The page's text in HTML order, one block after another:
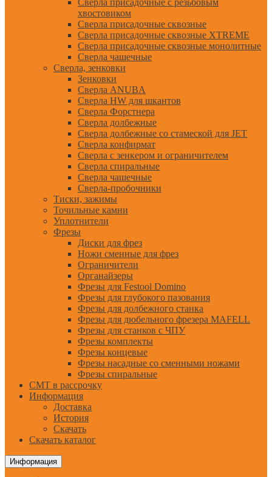
Сверла присадочные с резьбовым
хвостовиком
Сверла присадочные сквозные
Сверла присадочные сквозные XTREME
Сверла присадочные сквозные монолитные
Сверла чашечные
Сверла, зенковки
Зенковки
Сверла ANUBA
Сверла HW для шкантов
Сверла Форстнера
Сверла долбежные
Сверла долбежные со стамеской для JET
Сверла конфирмат
Сверла с зенкером и ограничителем
Сверла спиральные
Сверла чашечные
Сверла-пробочники
Тиски, зажимы
Точильные камни
Уплотнители
Фрезы
Диски для фрез
Ножи сменные для фрез
Ограничители
Органайзеры
Фрезы для Festool Domino
Фрезы для глубокого пазования
Фрезы для долбежного станка
Фрезы для дюбельного фрезера MAFELL
Фрезы для станков с ЧПУ
Фрезы комплекты
Фрезы концевые
Фрезы насадные со сменными ножами
Фрезы спиральные
CMT в рассрочку
Информация
Доставка
История
Скачать
Скачать каталог
Информация